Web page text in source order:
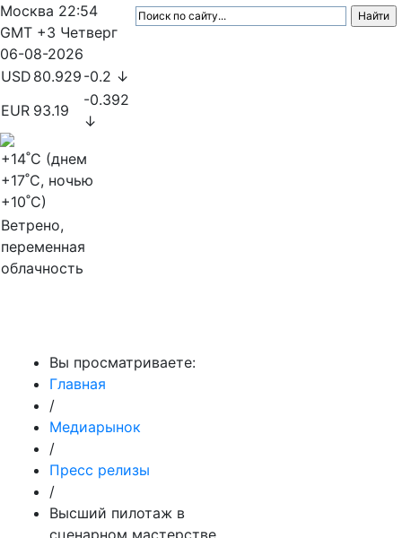
Москва 22:54
GMT +3 Четверг
06-08-2026
USD 80.929 -0.2 ↓
EUR 93.19
-0.392
↓
+14˚C (днем
+17˚C, ночью
+10˚C)
Ветрено,
переменная
облачность
Вы просматриваете:
Главная
/
Медиарынок
/
Пресс релизы
/
Высший пилотаж в
сценарном мастерстве